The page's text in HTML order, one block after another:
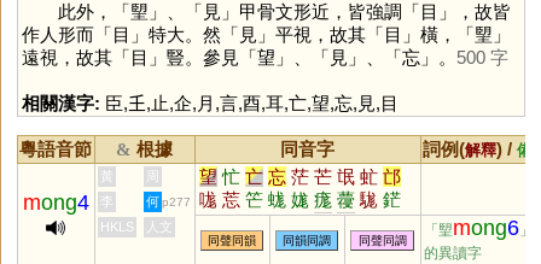
此外，「朢 」、「 見 」甲骨文形近，皆強調「目 」，故皆
作人形而「目 」特大。然「 見 」平視，故其「目 」橫，「朢 」
遠視，故其「目 」豎。參見「望 」、「 見 」、「忘」。 500 字
相關漢字: 臣,𡈼,止,企,月 ,言,酉,耳,亡,望,忘, 見,目
粵語音節 & 根據 同音字 詞例(解釋) / 備
mong4
黃 周 望 忙 亡 忘 茫 芒 氓 虻 邙
哤 莣 笀 蛖 娏 痝 蘉 駹 鋩
硭 牻 庬 厖 甿 尨 汒 杗
李 何 p277
HKLS 人文
同聲同韻 同韻同調 同聲同調
「朢mong6 」
的異讀字